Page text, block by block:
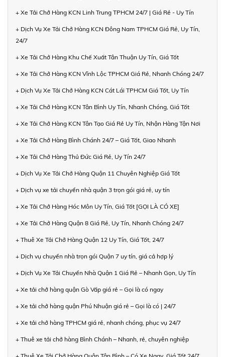
+ Xe Tải Chở Hàng KCN Linh Trung TPHCM 24/7 | Giá Rẻ - Uy Tín
+ Dịch Vụ Xe Tải Chở Hàng KCN Đông Nam TPHCM Giá Rẻ, Uy Tín,
24/7
+ Xe Tải Chở Hàng Khu Chế Xuất Tân Thuận Uy Tín, Giá Tốt
+ Xe Tải Chở Hàng KCN Vĩnh Lộc TPHCM Giá Rẻ, Nhanh Chóng 24/7
+ Dịch Vụ Xe Tải Chở Hàng KCN Cát Lái TPHCM Giá Tốt, Uy Tín
+ Xe Tải Chở Hàng KCN Tân Bình Uy Tín, Nhanh Chóng, Giá Tốt
+ Xe Tải Chở Hàng KCN Tân Tạo Giá Rẻ Uy Tín, Nhận Hàng Tận Nơi
+ Xe Tải Chở Hàng Bình Chánh 24/7 – Giá Tốt, Giao Nhanh
+ Xe Tải Chở Hàng Thủ Đức Giá Rẻ, Uy Tín 24/7
+ Dịch Vụ Xe Tải Chở Hàng Quận 11 Chuyên Nghiệp Giá Tốt
+ Dịch vụ xe tải chuyển nhà quận 3 trọn gói giá rẻ, uy tín
+ Xe Tải Chở Hàng Hóc Môn Uy Tín, Giá Tốt [GỌI LÀ CÓ XE]
+ Xe Tải Chở Hàng Quận 8 Giá Rẻ, Uy Tín, Nhanh Chóng 24/7
+ Thuê Xe Tải Chở Hàng Quận 12 Uy Tín, Giá Tốt, 24/7
+ Dịch vụ chuyển nhà trọn gói Quận 7 uy tín, giá cả hợp lý
+ Dịch Vụ Xe Tải Chuyển Nhà Quận 1 Giá Rẻ – Nhanh Gọn, Uy Tín
+ Xe tải chở hàng quận Gò Vấp giá rẻ – Gọi là có ngay
+ Xe tải chở hàng quận Phú Nhuận giá rẻ – Gọi là có | 24/7
+ Xe tải chở hàng TPHCM giá rẻ, nhanh chóng, phục vụ 24/7
+ Thuê xe tải chở hàng Bình Chánh – Nhanh, rẻ, chuyên nghiệp